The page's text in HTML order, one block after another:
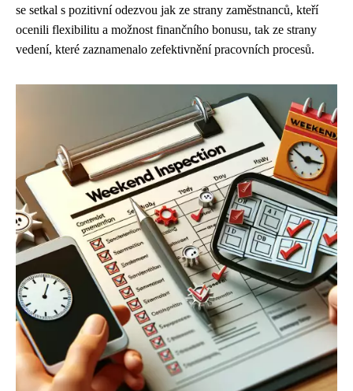
se setkal s pozitivní odezvou jak ze strany zaměstnanců, kteří
ocenili flexibilitu a možnost finančního bonusu, tak ze strany
vedení, které zaznamenalo zefektivnění pracovních procesů.